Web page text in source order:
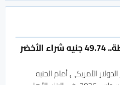
سعر الدولار لحظة بلحظة.. 49.74 جنيه شراء الأخضر
الأمريكى أمام الجنيه